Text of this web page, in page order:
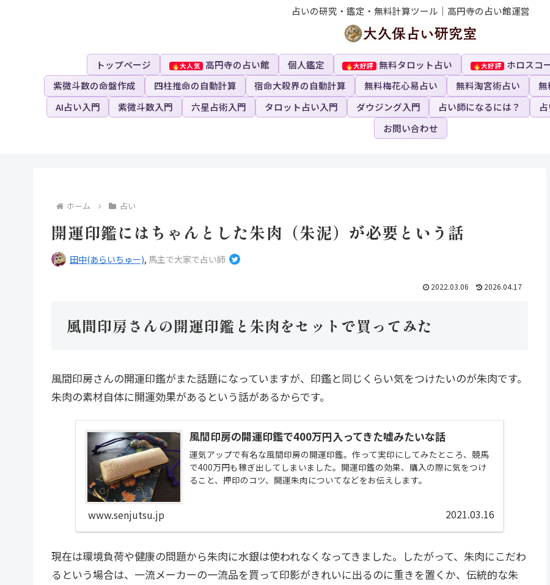
占いの研究・鑑定・無料計算ツール｜高円寺の占い館運営
トップページ 高円寺の占い館 個人鑑定 無料タロット占い ホロスコ
紫微斗数の命盤作成
四柱推命の自動計算 宿命大殺界の自動計算 無料梅花心易占い 無料淘宮術占い 無
AI占い入門
紫微斗数入門 六星占術入門 タロット占い入門 ダウジング入門 占い師になるには？
お問い合わせ
ホーム 占い
開運印鑑にはちゃんとした朱肉（朱泥）が必要という話
田中(あらいちゅー), 馬主で大家で占い師
2022.03.06 2026.04.17
風間印房さんの開運印鑑と朱肉をセットで買ってみた
風間印房さんの開運印鑑がまた話題になっていますが、印鑑と同じくらい気をつけたいのが朱肉です。
朱肉の素材自体に開運効果があるという話があるからです。
風間印房の開運印鑑で400万円入ってきた嘘みたいな話
運気アップで有名な風間印房の開運印鑑。作って実印にしてみたところ、競馬
で400万円も稼ぎ出してしまいました。開運印鑑の効果、購入の際に気をつけ
ること、押印のコツ、開運朱肉についてなどをお伝えします。
www.senjutsu.jp 2021.03.16
現在は環境負荷や健康の問題から朱肉に水銀は使われなくなってきました。したがって、朱肉にこだわ
るという場合は、一流メーカーの一流品を買って印影がきれいに出るのに重きを置くか、伝統的な朱